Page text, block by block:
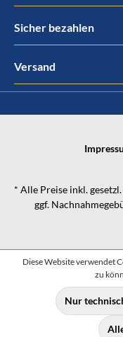
Sicher bezahlen
Versand
* Alle Preise inkl.
ggf.
Diese Website verwendet
zu
Nur